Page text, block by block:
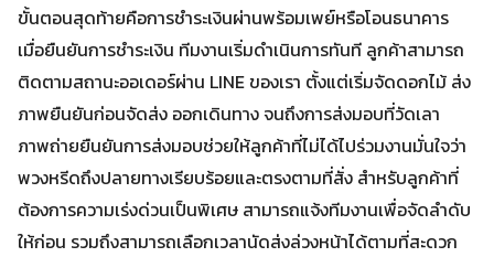
ขั้นตอนสุดท้ายคือการชำระเงินผ่านพร้อมเพย์หรือโอนธนาคาร
เมื่อยืนยันการชำระเงิน ทีมงานเริ่มดำเนินการทันที ลูกค้าสามารถ
ติดตามสถานะออเดอร์ผ่าน LINE ของเรา ตั้งแต่เริ่มจัดดอกไม้ ส่ง
ภาพยืนยันก่อนจัดส่ง ออกเดินทาง จนถึงการส่งมอบที่วัดเลา
ภาพถ่ายยืนยันการส่งมอบช่วยให้ลูกค้าที่ไม่ได้ไปร่วมงานมั่นใจว่า
พวงหรีดถึงปลายทางเรียบร้อยและตรงตามที่สั่ง สำหรับลูกค้าที่
ต้องการความเร่งด่วนเป็นพิเศษ สามารถแจ้งทีมงานเพื่อจัดลำดับ
ให้ก่อน รวมถึงสามารถเลือกเวลานัดส่งล่วงหน้าได้ตามที่สะดวก